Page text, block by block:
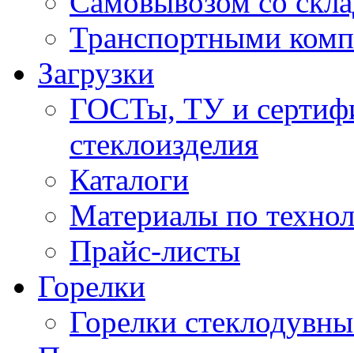
Транспортными
Загрузки
ГОСТы, ТУ и
стеклоизделия
Каталоги
Материалы по
Прайс-листы
Горелки
Горелки